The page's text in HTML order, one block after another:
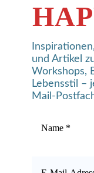
und Artikel
Workshops,
Lebensstil –
Mail-